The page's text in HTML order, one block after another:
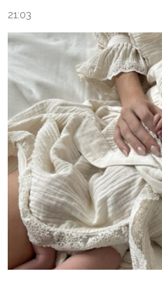
21:03